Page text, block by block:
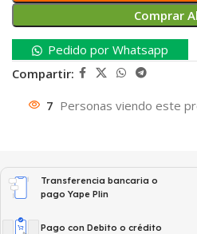
Comprar
Pedido por Whatsapp
Compartir:
7 Personas viendo este
Transferencia bancaria o
pago Yape Plin
Pago con Debito o crédito